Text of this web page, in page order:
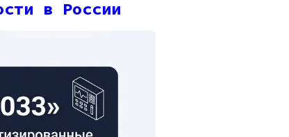
в России